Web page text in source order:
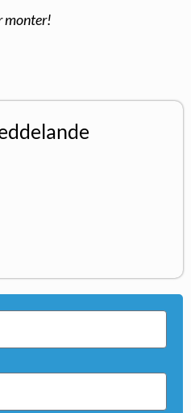
monter!